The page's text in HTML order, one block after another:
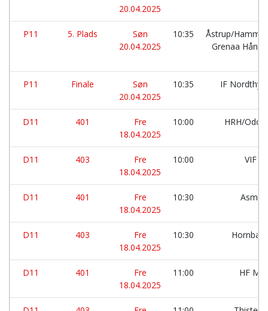
20.04.2025
P11 5. Plads
Søn
20.04.2025
10:35
Åstrup/
Grenaa
P11 Finale
Søn
20.04.2025
10:35 IF
D11 401
Fre
18.04.2025
10:00 HRH/
D11 403
Fre
18.04.2025
10:00 VIF
D11 401
Fre
18.04.2025
10:30
D11 403
Fre
18.04.2025
10:30
D11 401
Fre
18.04.2025
11:00 HF